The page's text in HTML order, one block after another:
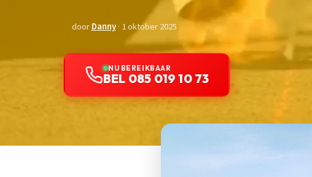
doorDanny· 1 oktober 2025
NU BEREIKBAAR
BEL 085 019 10 73